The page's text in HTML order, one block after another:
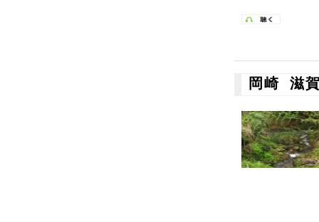
岡崎 滋